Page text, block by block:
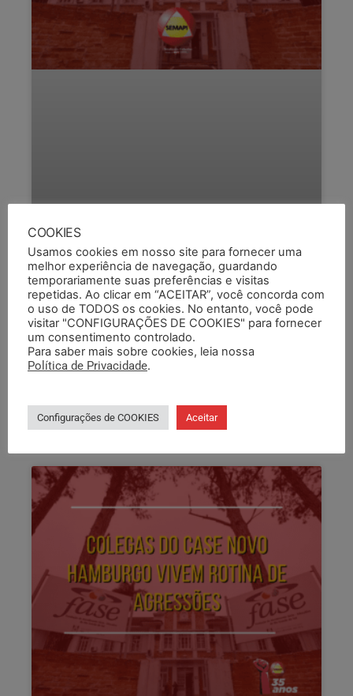
MAIS UMA SITUAÇÃO GRAVE DE
AGRESSÃO NA FASE
Na tarde desta quinta (30), mais um agente
socioeducativo foi agredido a chutes e socos por
adolescentes. O caso ocorreu na unidade Case
POA 2,
01/12/2023
COOKIES
Usamos cookies em nosso site para fornecer uma
melhor experiência de navegação, guardando
temporariamente suas preferências e visitas
repetidas. Ao clicar em “ACEITAR”, você concorda com
o uso de TODOS os cookies. No entanto, você pode
visitar "CONFIGURAÇÕES DE COOKIES" para fornecer
um consentimento controlado.
Para saber mais sobre cookies, leia nossa
Política de Privacidade.
Configurações de COOKIES Aceitar